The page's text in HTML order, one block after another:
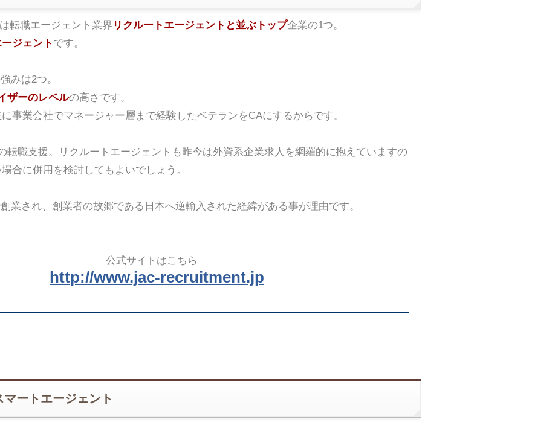
転職エージェント業界 リクルートエージェントと並ぶトップ企業の1つ。
ジェント です。
みは2つ。
ザーのレベルの高さです。
事業会社でマネージャー層まで経験したベテランをCAにするからです。
転職支援。リクルートエージェントも昨今は外資系企業求人を網羅的に抱えていますの
合に併用を検討してもよいでしょう。
業され、創業者の故郷である日本へ逆輸入された経緯がある事が理由です。
公式サイトはこちら
http://www.jac-recruitment.jp
ートエージェント